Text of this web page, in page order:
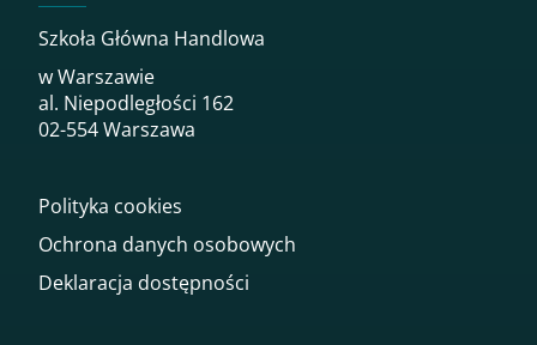
Szkoła Główna Handlowa
w Warszawie
al. Niepodległości 162
02-554 Warszawa
Polityka cookies
Ochrona danych osobowych
Deklaracja dostępności